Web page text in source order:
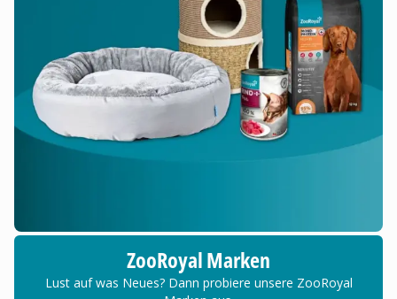
ZooRoyal Marken
Lust auf was Neues? Dann probiere unsere ZooRoyal